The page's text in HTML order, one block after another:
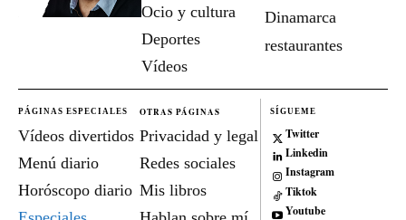
Ocio y cultura
Deportes
Vídeos
Dinamarca
restaurantes
PÁGINAS ESPECIALES
Vídeos divertidos
Menú diario
Horóscopo diario
OTRAS PÁGINAS
Privacidad y legal
Redes sociales
Mis libros
SÍGUEME
Twitter
Linkedin
Instagram
Tiktok
Youtube